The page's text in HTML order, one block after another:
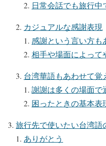
日常会話でも旅行中
カジュアルな感謝表現
感謝という言い方も
相手や場面によって
台湾華語もあわせて覚
謝謝は多くの場面で
困ったときの基本表
旅行先で使いたい台湾語
ありがとう